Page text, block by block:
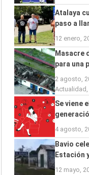
Atalaya
paso a
12 enero,
Masacre
para una
2 agosto,
Actualidad
Se viene
4 agosto,
Bavio
Estación
12 mayo,